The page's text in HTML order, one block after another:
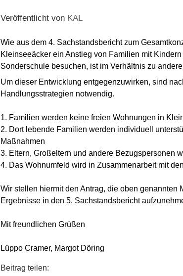
Veröffentlicht von KAL
Wie aus dem 4. Sachstandsbericht zum
Kleinseeäcker ein Anstieg von Familien mit
Sonderschule besuchen, ist im Verhältnis zu
Um dieser Entwicklung entgegenzuwirken, sind
Handlungsstrategien notwendig.
1. Familien werden keine freien Wohnungen in
2. Dort lebende Familien werden individuell
Maßnahmen
3. Eltern, Großeltern und andere Bezugspersonen
4. Das Wohnumfeld wird in Zusammenarbeit mit
Wir stellen hiermit den Antrag, die oben
Ergebnisse in den 5. Sachstandsbericht
Mit freundlichen Grüßen
Lüppo Cramer, Margot Döring
Beitrag teilen: